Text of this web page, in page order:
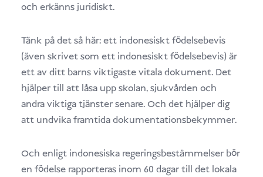
och erkänns juridiskt.
Tänk på det så här: ett indonesiskt födelsebevis
(även skrivet som ett indonesiskt födelsebevis) är
ett av ditt barns viktigaste vitala dokument. Det
hjälper till att låsa upp skolan, sjukvården och
andra viktiga tjänster senare. Och det hjälper dig
att undvika framtida dokumentationsbekymmer.
Och enligt indonesiska regeringsbestämmelser bör
en födelse rapporteras inom 60 dagar till det lokala